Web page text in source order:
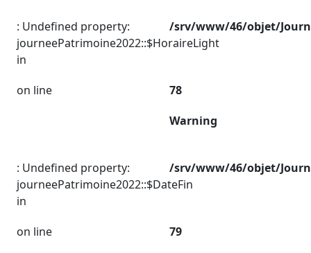
: Undefined property:
journeePatrimoine2022::$HoraireLight
in
/srv/www/46/objet/
on line
78
Warning
: Undefined property:
journeePatrimoine2022::$DateFin
in
/srv/www/46/objet/
on line
79